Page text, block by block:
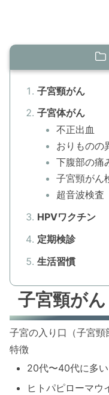
子宮頸がん
子宮体がん
不正出血
おりものの
下腹部の痛
子宮頸がん
超音波検査
HPVワクチン
定期検診
生活習慣
子宮頸がん
子宮の入り口（子宮頸
特徴
20代〜40代に多い
ヒトパピローマウ